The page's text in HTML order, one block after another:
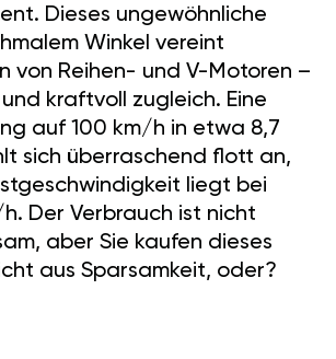
Dieses ungewöhnliche
Winkel vereint
von Reihen- und V-Motoren –
kraftvoll zugleich. Eine
auf 100 km/h in etwa 8,7
sich überraschend flott an,
liegt bei
Der Verbrauch ist nicht
aber Sie kaufen dieses
aus Sparsamkeit, oder?